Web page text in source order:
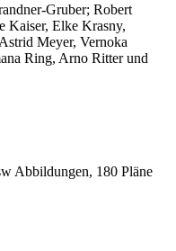
Gruber; Robert
Kaiser, Elke Krasny,
Meyer, Vernoka
Ring, Arno Ritter und
Abbildungen, 180 Pläne